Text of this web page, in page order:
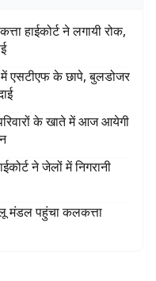
हाईकोर्ट ने लगायी रोक,
एसटीएफ के छापे, बुलडोजर
के खाते में आज आयेगी
ने जेलों में निगरानी
मंडल पहुंचा कलकत्ता